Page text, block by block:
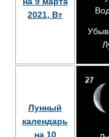
2021, Вт
Лунный
календарь
на 10